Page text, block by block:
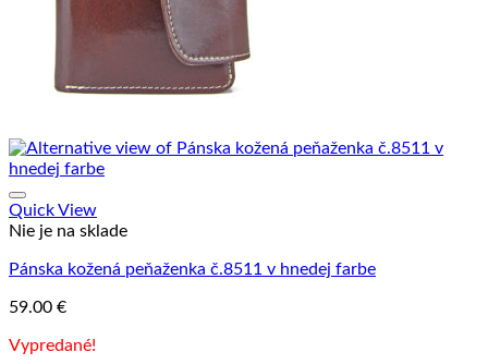
Quick View
Nie je na sklade
Pánska kožená peňaženka č.8511 v hnedej farbe
59.00 €
Vypredané!